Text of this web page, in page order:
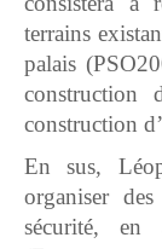
terrains
palais
construction
construction
En sus,
organiser
sécurité, en